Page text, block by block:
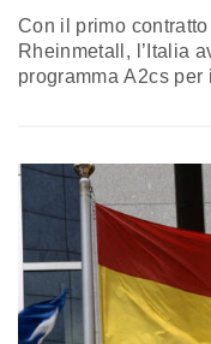
Con il primo
Rheinmetall, l’Italia
programma A2cs
integrata. Nel
necessità di una
di un modello di
mezzi e industria